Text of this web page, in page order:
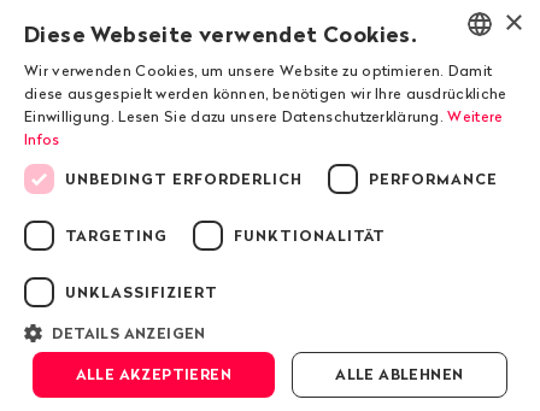
Mitglied werden
© 2026 Public Eye
Datenschutzrichtlinie von Public Eye
ENGLISH
DEUTSCH
×
Diese Webseite verwendet Cookies.
Wir verwenden Cookies, um unsere Website zu optimieren. Damit
diese ausgespielt werden können, benötigen wir Ihre ausdrückliche
Einwilligung. Lesen Sie dazu unsere Datenschutzerklärung. Weitere
Infos
UNBEDINGT ERFORDERLICH PERFORMANCE
TARGETING FUNKTIONALITÄT
UNKLASSIFIZIERT
DETAILS ANZEIGEN
ALLE AKZEPTIEREN ALLE ABLEHNEN